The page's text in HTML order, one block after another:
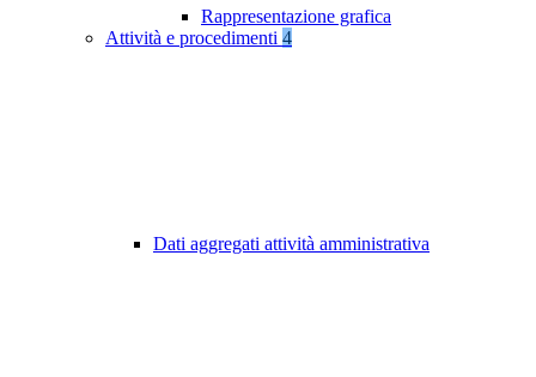
Rappresentazione grafica
Attività e procedimenti 4
Dati aggregati attività amministrativa